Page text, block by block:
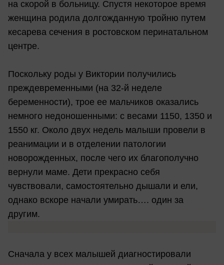
на скорой в больницу. Спустя некоторое время
женщина родила долгожданную тройню путем
кесарева сечения в ростовском перинатальном
центре.
Поскольку роды у Виктории получились
преждевременными (на 32-й неделе
беременности), трое ее мальчиков оказались
немного недоношенными: с весами 1150, 1350 и
1550 кг. Около двух недель малыши провели в
реанимации и в отделении патологии
новорожденных, после чего их благополучно
вернули маме. Дети прекрасно себя
чувствовали, самостоятельно дышали и ели,
однако вскоре начали умирать…. один за
другим.
Сначала у всех малышей диагностировали